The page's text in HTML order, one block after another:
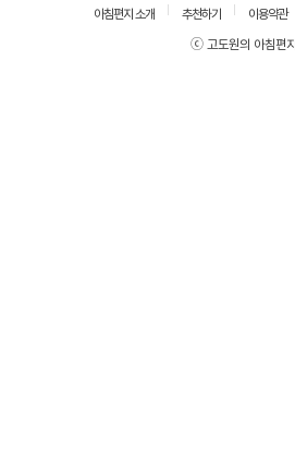
아침편지 소개 추천하기 이용약관
ⓒ 고도원의 아침편지